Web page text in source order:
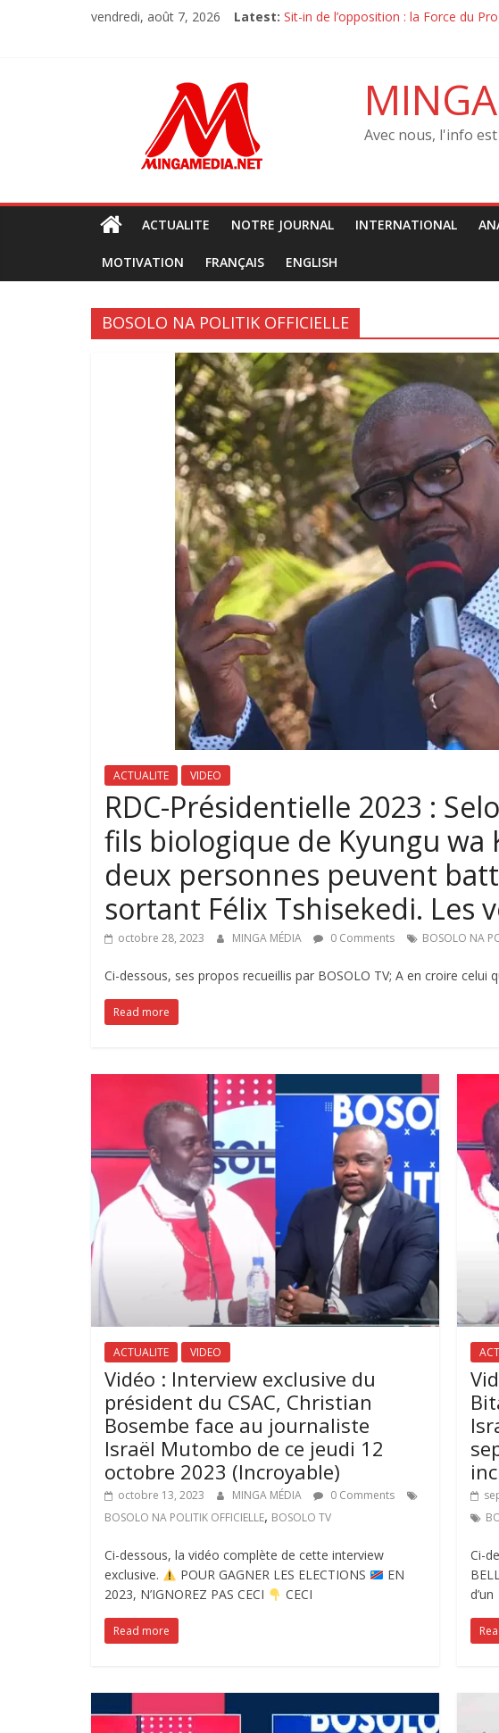
vendredi, août 7, 2026 Latest: Sit-in de l’opposition : la Force du
Sit-in de l’opposition : la Force du
‎Tanganyika : Des marchés de
Avec nous, l'info
ACTUALITE NOTRE JOURNAL INTERNATIONAL
MOTIVATION FRANÇAIS ENGLISH
BOSOLO NA POLITIK OFFICIELLE
ACTUALITE VIDEO
RDC-Présidentielle 2023 :
fils biologique de Kyungu wa
deux personnes peuvent
sortant Félix Tshisekedi. Les
octobre 28, 2023 MINGA MÉDIA 0 Comments BOSOLO NA
Ci-dessous, ses propos recueillis par BOSOLO TV; A en croire celui
Read more
ACTUALITE VIDEO
Vidéo : Interview exclusive du
président du CSAC, Christian
Bosembe face au journaliste
Israël Mutombo de ce jeudi 12
octobre 2023 (Incroyable)
octobre 13, 2023 MINGA MÉDIA
0 Comments
BOSOLO NA POLITIK OFFICIELLE, BOSOLO TV
Ci-dessous, la vidéo complète de cette interview
exclusive.
POUR GAGNER LES ELECTIONS
EN
2023, N’IGNOREZ PAS CECI
CECI
Read more
Ci-
d’un